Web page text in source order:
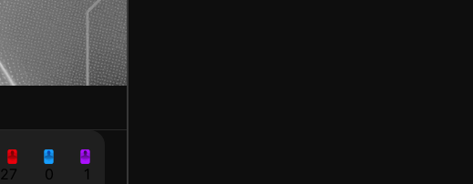
27 0 1